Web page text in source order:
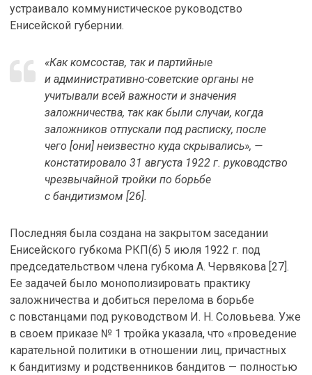
устраивало коммунистическое руководство
Енисейской губернии.
«Как комсостав, так и партийные
и административно-советские органы не
учитывали всей важности и значения
заложничества, так как были случаи, когда
заложников отпускали под расписку, после
чего [они] неизвестно куда скрывались», —
констатировало 31 августа 1922 г. руководство
чрезвычайной тройки по борьбе
с бандитизмом [26].
Последняя была создана на закрытом заседании
Енисейского губкома РКП(б) 5 июля 1922 г. под
председательством члена губкома А. Червякова [27].
Ее задачей было монополизировать практику
заложничества и добиться перелома в борьбе
с повстанцами под руководством И. Н. Соловьева. Уже
в своем приказе № 1 тройка указала, что «проведение
карательной политики в отношении лиц, причастных
к бандитизму и родственников бандитов — полностью